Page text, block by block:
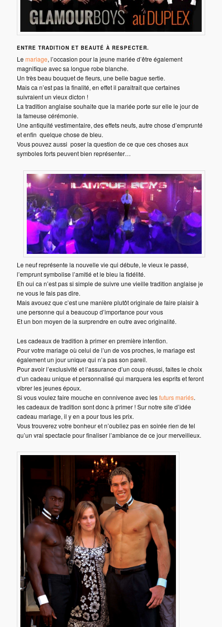
ENTRE TRADITION ET BEAUTÉ À RESPECTER.
Lemariage, l’occasion pour la jeune mariée d’être également
magnifique avec sa longue robe blanche.
Un très beau bouquet de fleurs, une belle bague sertie.
Mais ca n’est pas la finalité, en effet il paraitrait que certaines
suivraient un vieux dicton !
La tradition anglaise souhaite que la mariée porte sur elle le jour de
la fameuse cérémonie.
Une antiquité vestimentaire, des effets neufs, autre chose d’emprunté
et enfin quelque chose de bleu.
Vous pouvez aussi poser la question de ce que ces choses aux
symboles forts peuvent bien représenter…
Le neuf représente la nouvelle vie qui débute, le vieux le passé,
l’emprunt symbolise l’amitié et le bleu la fidélité.
Eh oui ca n’est pas si simple de suivre une vieille tradition anglaise je
ne vous le fais pas dire.
Mais avouez que c’est une manière plutôt originale de faire plaisir à
une personne qui a beaucoup d’importance pour vous
Et un bon moyen de la surprendre en outre avec originalité.
Les cadeaux de tradition à primer en première intention.
Pour votre mariage où celui de l’un de vos proches, le mariage est
également un jour unique qui n’a pas son pareil.
Pour avoir l’exclusivité et l’assurance d’un coup réussi, faites le choix
d’un cadeau unique et personnalisé qui marquera les esprits et feront
vibrer les jeunes époux.
Si vous voulez faire mouche en connivence avec lesfuturs mariés.
les cadeaux de tradition sont donc à primer ! Sur notre site d’idée
cadeau mariage, il y en a pour tous les prix.
Vous trouverez votre bonheur et n’oubliez pas en soirée rien de tel
qu’un vrai spectacle pour finaliser l’ambiance de ce jour merveilleux.